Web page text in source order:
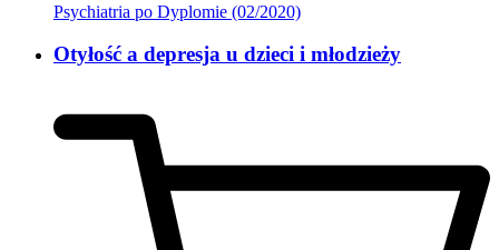
Psychiatria po Dyplomie (02/2020)
Otyłość a depresja u dzieci i młodzieży